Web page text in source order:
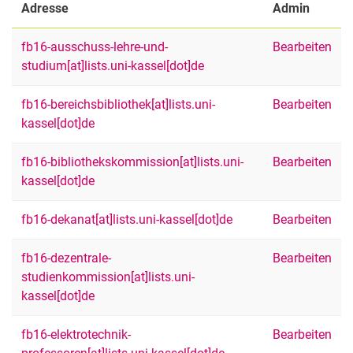
Adresse Admin
fb16-ausschuss-lehre-und-
studium[at]lists.uni-kassel[dot]de
Bearbeiten
fb16-bereichsbibliothek[at]lists.uni-
kassel[dot]de
Bearbeiten
fb16-bibliothekskommission[at]lists.uni-
kassel[dot]de
Bearbeiten
fb16-dekanat[at]lists.uni-kassel[dot]de Bearbeiten
fb16-dezentrale-
studienkommission[at]lists.uni-
kassel[dot]de
Bearbeiten
fb16-elektrotechnik-
Bearbeiten